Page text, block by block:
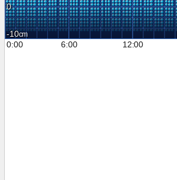
0
-10
0:00
6:00 12:00